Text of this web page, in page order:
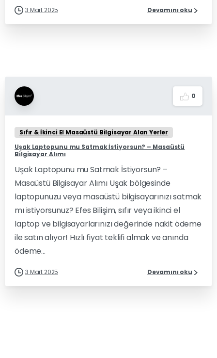
3 Mart 2025 Devamını oku
0
Sıfır & İkinci El Masaüstü Bilgisayar Alan Yerler
Uşak Laptopunu mu Satmak İstiyorsun? – Masaüstü
Bilgisayar Alımı
Uşak Laptopunu mu Satmak İstiyorsun? –
Masaüstü Bilgisayar Alımı Uşak bölgesinde
laptopunuzu veya masaüstü bilgisayarınızı satmak
mı istiyorsunuz? Efes Bilişim, sıfır veya ikinci el
laptop ve bilgisayarlarınızı değerinde nakit ödeme
ile satın alıyor! Hızlı fiyat teklifi almak ve anında
ödeme...
3 Mart 2025 Devamını oku